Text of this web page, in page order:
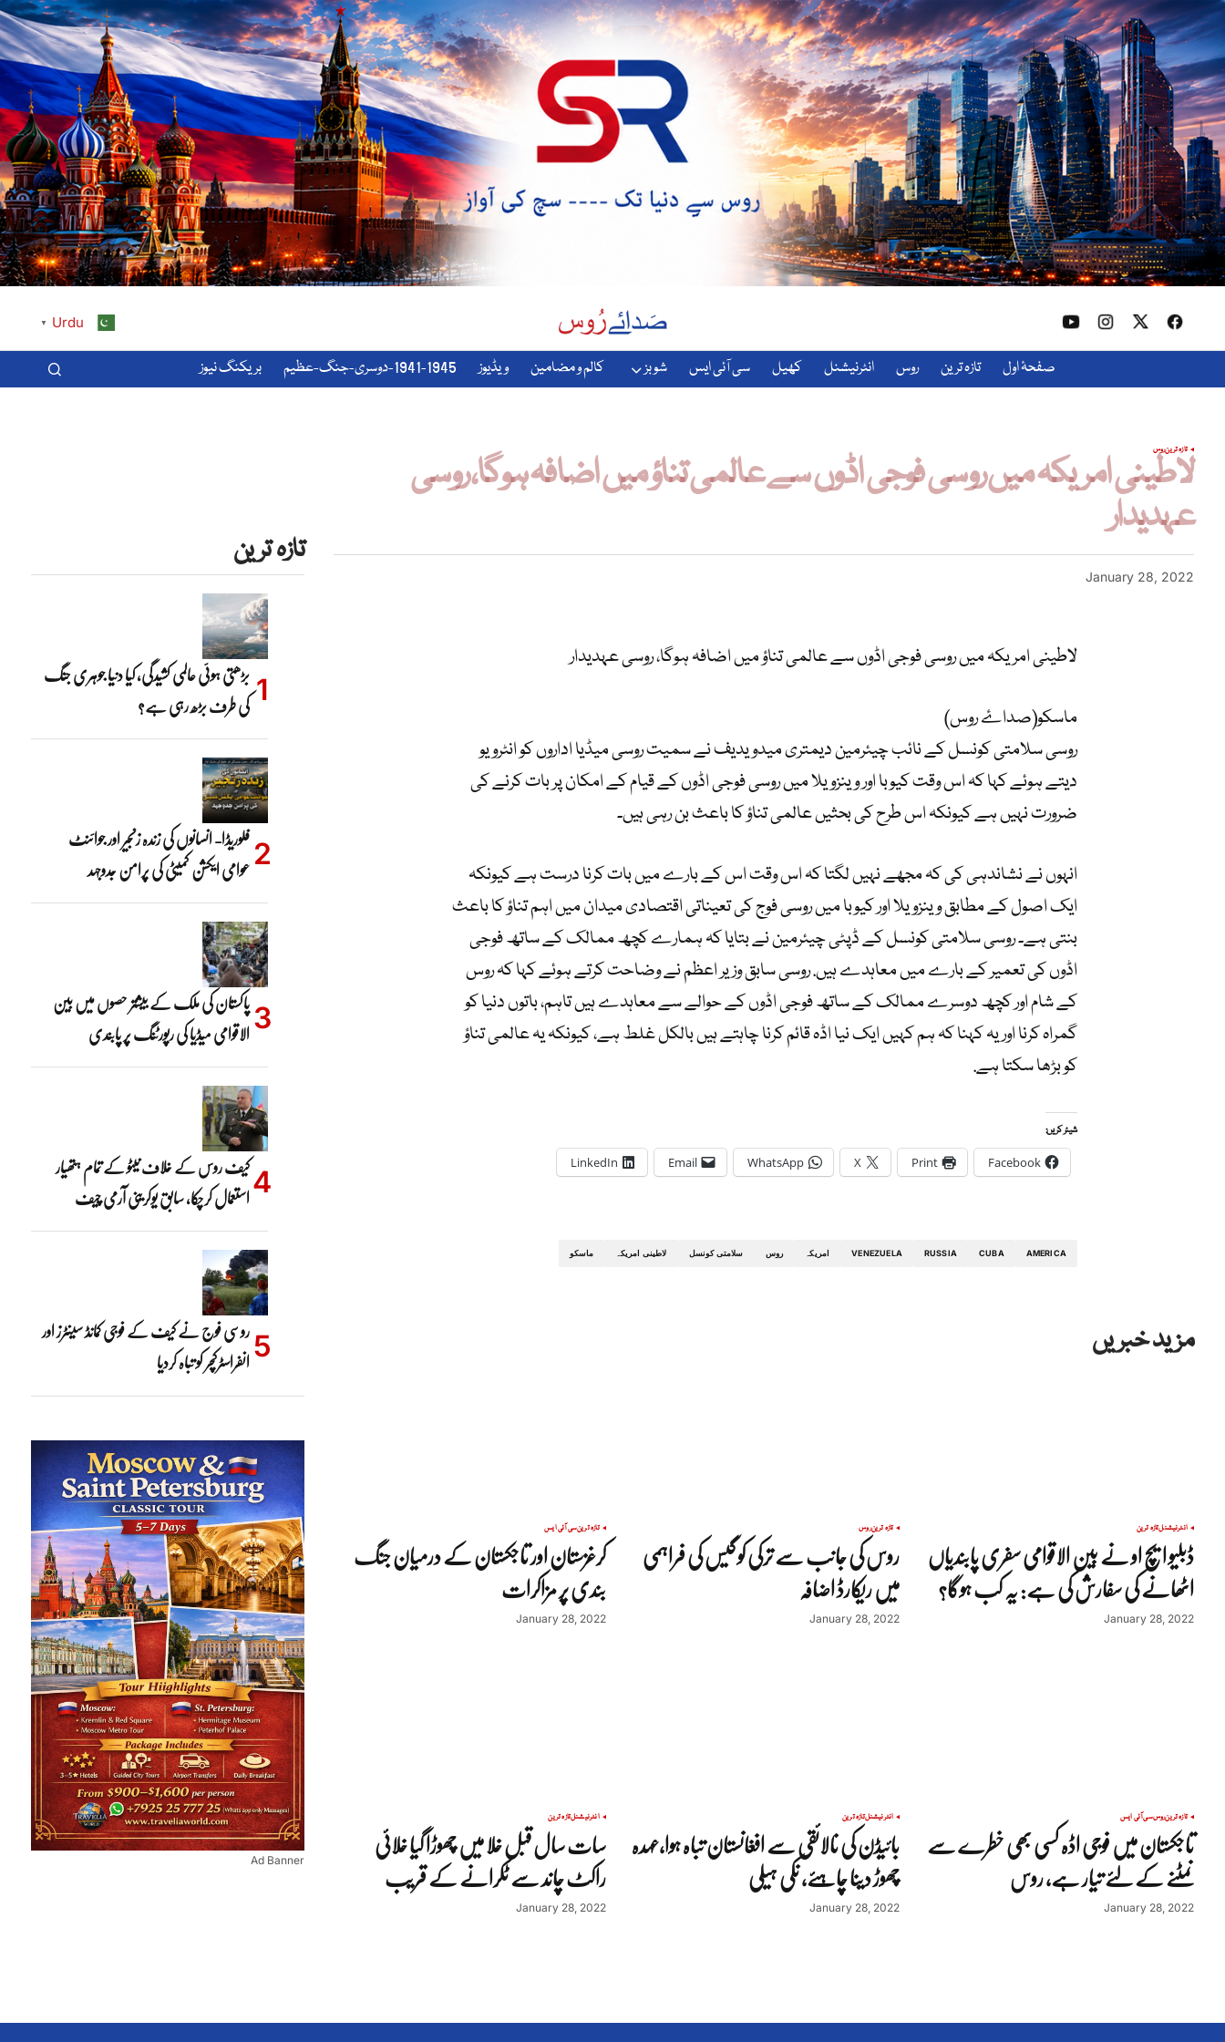
Urdu
▼
صفحۂ اول تازہ ترین روس انٹرنیشنل کھیل سی آئی ایس شوبز کالم و مضامین ویڈیوز 1941-1945-دوسری-جنگ-عظیم بریکنگ نیوز
تازہ ترینروس
لاطینی امریکہ میں روسی فوجی اڈوں سے عالمی تناؤ میں اضافہ ہوگا، روسی
عہدیدار
January 28, 2022
لاطینی امریکہ میں روسی فوجی اڈوں سے عالمی تناؤ میں اضافہ ہوگا، روسی عہدیدار
ماسکو(صداۓ روس)
روسی سلامتی کونسل کے نائب چیئرمین دیمتری میدویدیف نے سمیت روسی میڈیا اداروں کو انٹرویو
دیتے ہوئے کہا کہ اس وقت کیوبا اور وینزویلا میں روسی فوجی اڈوں کے قیام کے امکان پر بات کرنے کی
ضرورت نہیں ہے کیونکہ اس طرح کی بحثیں عالمی تناؤ کا باعث بن رہی ہیں۔
انہوں نے نشاندہی کی کہ مجھے نہیں لگتا کہ اس وقت اس کے بارے میں بات کرنا درست ہے کیونکہ
ایک اصول کے مطابق وینزویلا اور کیوبا میں روسی فوج کی تعیناتی اقتصادی میدان میں اہم تناؤ کا باعث
بنتی ہے۔ روسی سلامتی کونسل کے ڈپٹی چیئرمین نے بتایا کہ ہمارے کچھ ممالک کے ساتھ فوجی
اڈوں کی تعمیر کے بارے میں معاہدے ہیں. روسی سابق وزیر اعظم نے وضاحت کرتے ہوئے کہا کہ روس
کے شام اور کچھ دوسرے ممالک کے ساتھ فوجی اڈوں کے حوالے سے معاہدے ہیں تاہم، باتوں دنیا کو
گمراہ کرنا اور یہ کہنا کہ ہم کہیں ایک نیا اڈہ قائم کرنا چاہتے ہیں بالکل غلط ہے، کیونکہ یہ عالمی تناؤ
کو بڑھا سکتا ہے.
شیئر کریں:
Facebook
Print
X
WhatsApp
Email
LinkedIn
AMERICA
CUBA
RUSSIA
VENEZUELA امریکہ روس سلامتی کونسل لاطینی امریکہ ماسکو
مزید خبریں
انٹرنیشنلتازہ ترین
ڈبلیو ایچ او نے بین الاقوامی سفری پابندیاں
اٹھانے کی سفارش کی ہے: یہ کب ہوگا؟
January 28, 2022
تازہ ترینروس
روس کی جانب سے ترکی کو گیس کی فراہمی
میں ریکارڈ اضافہ
January 28, 2022
تازہ ترینسی آئی ایس
کرغزستان اور تاجکستان کے درمیان جنگ
بندی پر مزاکرات
January 28, 2022
تازہ ترینروسسی آئی ایس
تاجکستان میں فوجی اڈہ کسی بھی خطرے سے
نمٹنے کے لئے تیار ہے، روس
January 28, 2022
انٹرنیشنلتازہ ترین
بائیڈن کی نالائقی سے افغانستان تباہ ہوا،عہدہ
چھوڑ دینا چاہئے، نکی ہیلی
January 28, 2022
انٹرنیشنلتازہ ترین
سات سال قبل خلا میں چھوڑا گیا خلائی
راکٹ چاند سے ٹکرانے کے قریب
January 28, 2022
تازہ ترین
بڑھتی ہوئی عالمی کشیدگی، کیا دنیا جوہری جنگ
کی طرف بڑھ رہی ہے؟
فلوریڈا- انسانوں کی زندہ زنجیر اور جوائنٹ
عوامی ایکشن کمیٹی کی پرامن جدوجہد
پاکستان کی ملک کے بیشتر حصوں میں بین
الاقوامی میڈیا کی رپورٹنگ پر پابندی
کیف روس کے خلاف نیٹو کے تمام ہتھیار
استعمال کرچکا، سابق یوکرینی آرمی چیف
روسی فوج نے کیف کے فوجی کمانڈ سینٹرز اور
انفراسٹرکچر کو تباہ کردیا
Ad Banner